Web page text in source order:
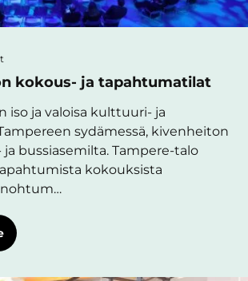
kokous- ja tapahtumatilat
iso ja valoisa kulttuuri- ja
sydämessä, kivenheiton
ja bussiasemilta. Tampere-talo
kokouksista